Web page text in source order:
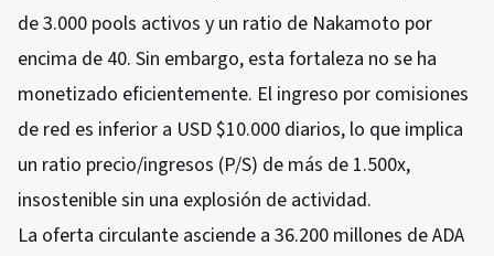
de 3.000 pools activos y un ratio de Nakamoto por
encima de 40. Sin embargo, esta fortaleza no se ha
monetizado eficientemente. El ingreso por comisiones
de red es inferior a USD $10.000 diarios, lo que implica
un ratio precio/ingresos (P/S) de más de 1.500x,
insostenible sin una explosión de actividad.
La oferta circulante asciende a 36.200 millones de ADA